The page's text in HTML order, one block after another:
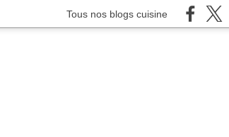
Tous nos blogs cuisine